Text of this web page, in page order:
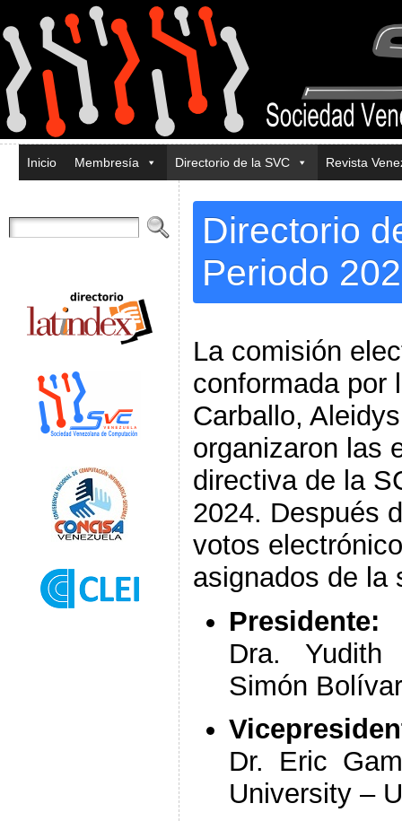
Inicio Membresía Directorio de la SVC Revista
Directorio
Periodo
La comisión
conformada por
Carballo,
organizaron las
directiva de la
2024. Después
votos
asignados de la
Presidente:
Dra. Yudith
Simón
Dr. Eric
University –